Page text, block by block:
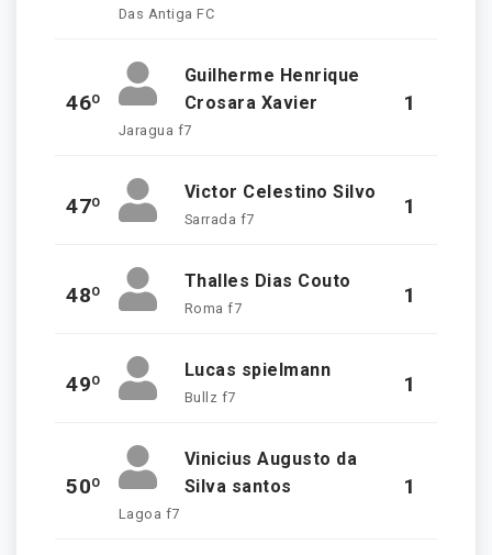
Das Antiga FC
46º
Guilherme Henrique
Crosara Xavier
Jaragua f7
1
47º
Victor Celestino Silvo
Sarrada f7
1
48º
Thalles Dias Couto
Roma f7
1
49º
Lucas spielmann
Bullz f7
1
50º
Vinicius Augusto da
Silva santos
Lagoa f7
1